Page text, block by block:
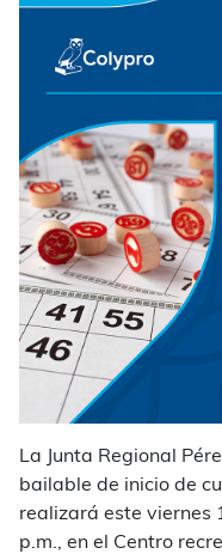
La Junta Regional
bailable de inicio de
realizará este viernes
p.m., en el Centro